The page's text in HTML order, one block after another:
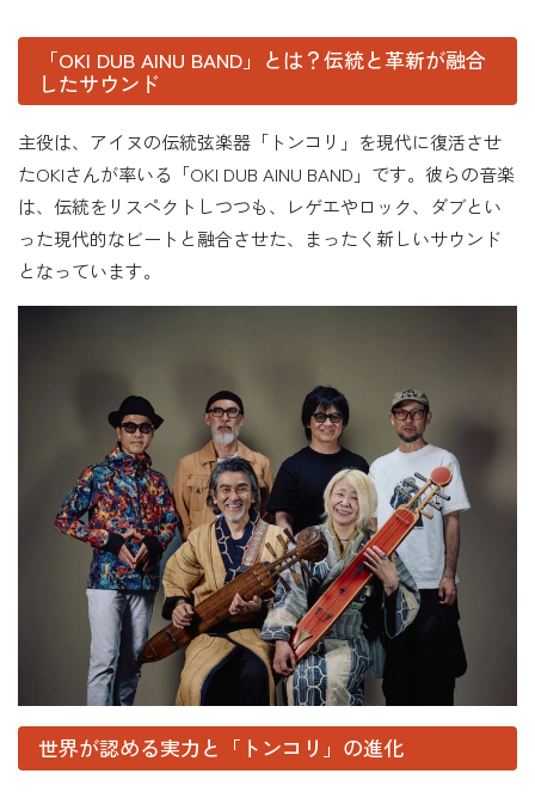
「OKI DUB AINU BAND」とは？伝統と革新が融合
したサウンド
主役は、アイヌの伝統弦楽器「トンコリ」を現代に復活させ
たOKIさんが率いる「OKI DUB AINU BAND」です。彼らの音楽
は、伝統をリスペクトしつつも、レゲエやロック、ダブとい
った現代的なビートと融合させた、まったく新しいサウンド
となっています。
世界が認める実力と「トンコリ」の進化